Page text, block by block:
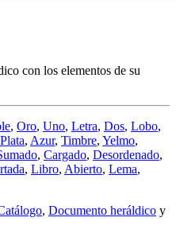
con los elementos de su
, Oro, Uno, Letra, Dos, Lobo,
Plata, Azur, Timbre, Yelmo,
, Cargado, Desordenado,
, Libro, Abierto, Lema,
, Documento heráldico y